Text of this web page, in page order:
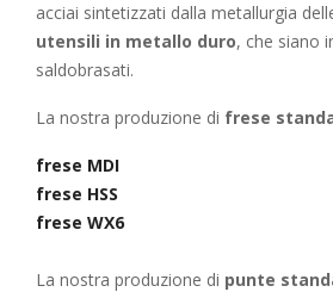
acciai sintetizzati dalla metallurgia
utensili in metallo duro, che siano
saldobrasati.
La nostra produzione di frese
frese MDI
frese HSS
frese WX6
La nostra produzione di punte